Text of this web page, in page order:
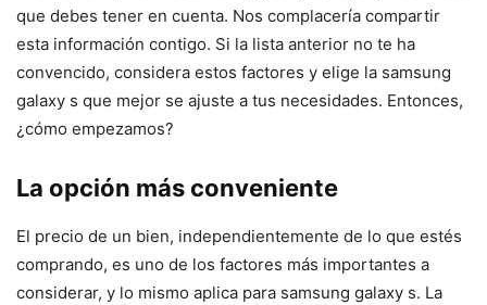
que debes tener en cuenta. Nos complacería compartir
esta información contigo. Si la lista anterior no te ha
convencido, considera estos factores y elige la samsung
galaxy s que mejor se ajuste a tus necesidades. Entonces,
¿cómo empezamos?
La opción más conveniente
El precio de un bien, independientemente de lo que estés
comprando, es uno de los factores más importantes a
considerar, y lo mismo aplica para samsung galaxy s. La